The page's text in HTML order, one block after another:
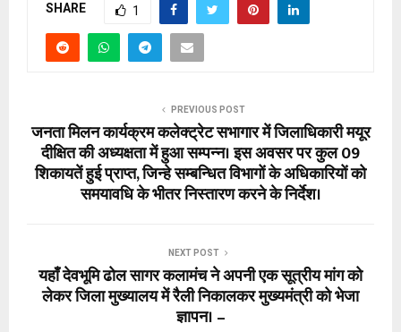
SHARE 1
PREVIOUS POST
जनता मिलन कार्यक्रम कलेक्ट्रेट सभागार में जिलाधिकारी मयूर
दीक्षित की अध्यक्षता में हुआ सम्पन्न। इस अवसर पर कुल 09
शिकायतें हुई प्राप्त, जिन्हे सम्बन्धित विभागों के अधिकारियों को
समयावधि के भीतर निस्तारण करने के निर्देश।
NEXT POST
यहाँ देवभूमि ढोल सागर कलामंच ने अपनी एक सूत्रीय मांग को
लेकर जिला मुख्यालय में रैली निकालकर मुख्यमंत्री को भेजा
ज्ञापन। –